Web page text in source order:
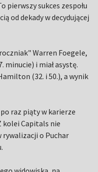
pierwszy sukces zespołu
od dekady w decydującej
Warren Foegele,
minucie) i miał asystę.
(32. i 50.), a wynik
raz piąty w karierze
kolei Capitals nie
o Puchar